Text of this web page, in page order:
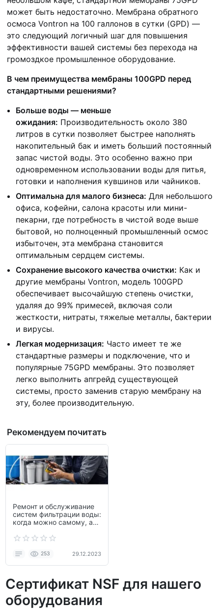
может быть недостаточно. Мембрана обратного
осмоса Vontron на 100 галлонов в сутки (GPD) —
это следующий логичный шаг для повышения
эффективности вашей системы без перехода на
громоздкое промышленное оборудование.
В чем преимущества мембраны 100GPD перед
стандартными решениями?
Больше воды — меньше
ожидания: Производительность около 380
литров в сутки позволяет быстрее наполнять
накопительный бак и иметь больший постоянный
запас чистой воды. Это особенно важно при
одновременном использовании воды для питья,
готовки и наполнения кувшинов или чайников.
Оптимальна для малого бизнеса: Для небольшого
офиса, кофейни, салона красоты или мини-
пекарни, где потребность в чистой воде выше
бытовой, но полноценный промышленный осмос
избыточен, эта мембрана становится
оптимальным сердцем системы.
Сохранение высокого качества очистки: Как и
другие мембраны Vontron, модель 100GPD
обеспечивает высочайшую степень очистки,
удаляя до 99% примесей, включая соли
жесткости, нитраты, тяжелые металлы, бактерии
и вирусы.
Легкая модернизация: Часто имеет те же
стандартные размеры и подключение, что и
популярные 75GPD мембраны. Это позволяет
легко выполнить апгрейд существующей
системы, просто заменив старую мембрану на
эту, более производительную.
Рекомендуем почитать
Ремонт и обслуживание
систем фильтрации воды:
когда можно самому, а
253 29.12.2023
Сертификат NSF для нашего
оборудования